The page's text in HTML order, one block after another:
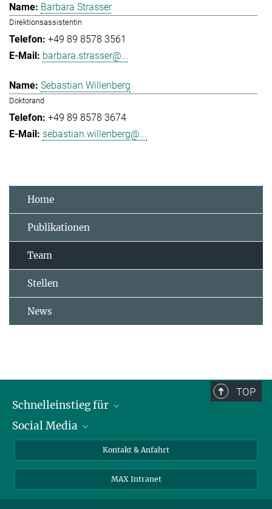
Barbara Strasser
Direktionsassistentin
+49 89 8578 3561
barbara.strasser@...
Sebastian Willenberg
Doktorand
+49 89 8578 3674
sebastian.willenberg@...
Home
Publikationen
Team
Stellen
News
TOP
Schnelleinstieg für
Journalist*innen
Bewerbende
Social Media
Instagram
LinkedIn
Kontakt & Anfahrt
MAX Intranet